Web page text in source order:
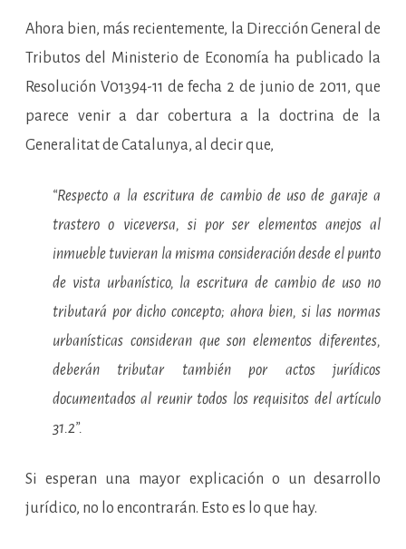
Ahora bien, más recientemente, la Dirección General de
Tributos del Ministerio de Economía ha publicado la
Resolución V01394-11 de fecha 2 de junio de 2011, que
parece venir a dar cobertura a la doctrina de la
Generalitat de Catalunya, al decir que,
“Respecto a la escritura de cambio de uso de garaje a
trastero o viceversa, si por ser elementos anejos al
inmueble tuvieran la misma consideración desde el punto
de vista urbanístico, la escritura de cambio de uso no
tributará por dicho concepto; ahora bien, si las normas
urbanísticas consideran que son elementos diferentes,
deberán tributar también por actos jurídicos
documentados al reunir todos los requisitos del artículo
31.2”.
Si esperan una mayor explicación o un desarrollo
jurídico, no lo encontrarán. Esto es lo que hay.